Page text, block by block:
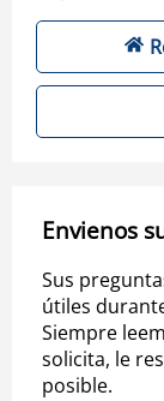
Envienos
Sus
útiles
Siempre
solicita, le
posible.